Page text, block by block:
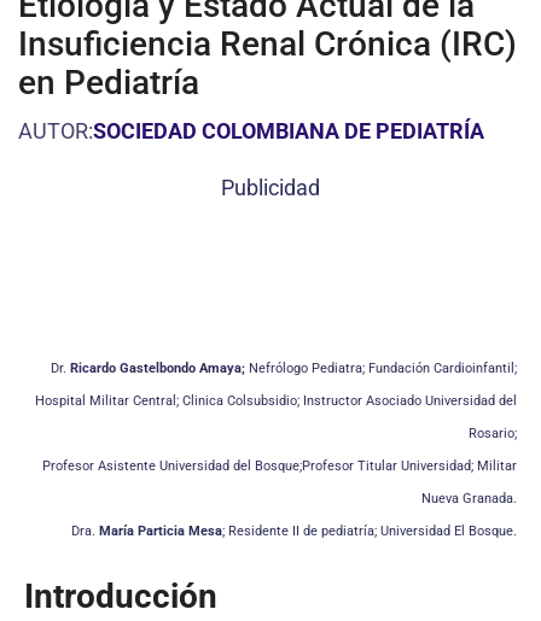
Insuficiencia Renal Crónica (IRC)
en Pediatría
AUTOR:SOCIEDAD COLOMBIANA DE PEDIATRÍA
Publicidad
Dr. Ricardo Gastelbondo Amaya; Nefrólogo Pediatra; Fundación Cardioinfantil;
Hospital Militar Central; Clinica Colsubsidio; Instructor Asociado Universidad del
Rosario;
Profesor Asistente Universidad del Bosque;Profesor Titular Universidad; Militar
Nueva Granada.
Dra. María Particia Mesa; Residente II de pediatría; Universidad El Bosque.
Introducción